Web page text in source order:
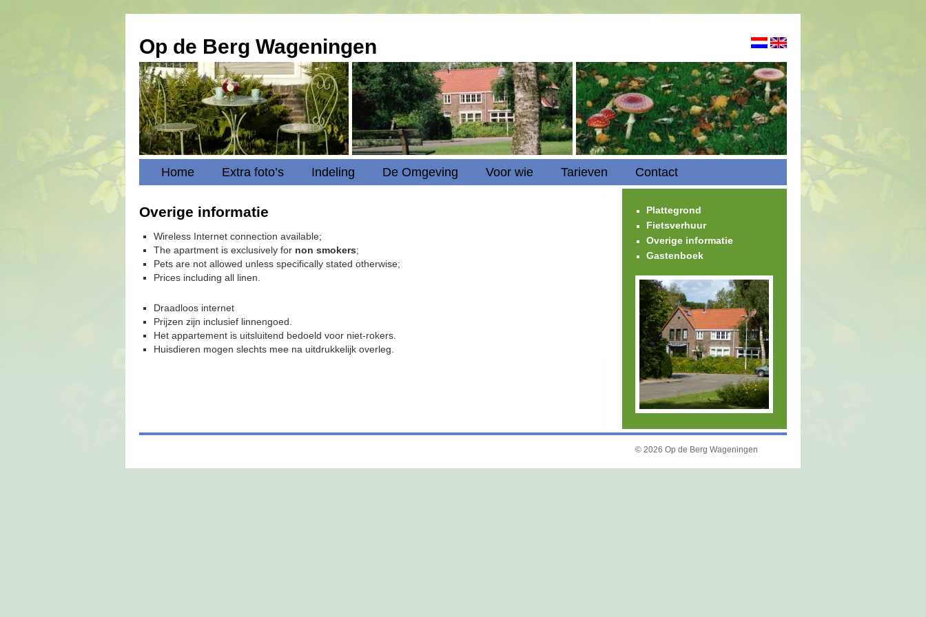
Op de Berg Wageningen
Home Extra foto’s Indeling De Omgeving Voor wie Tarieven Contact
Overige informatie
Wireless Internet connection available;
The apartment is exclusively for non smokers;
Pets are not allowed unless specifically stated otherwise;
Prices including all linen.
Draadloos internet
Prijzen zijn inclusief linnengoed.
Het appartement is uitsluitend bedoeld voor niet-rokers.
Huisdieren mogen slechts mee na uitdrukkelijk overleg.
Plattegrond
Fietsverhuur
Overige informatie
Gastenboek
© 2026 Op de Berg Wageningen